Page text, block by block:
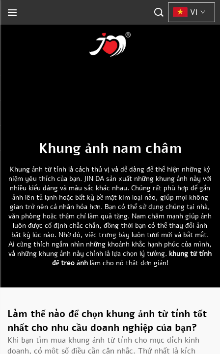
VI
Khung ảnh nam châm
Khung ảnh từ tính là cách thú vị và dễ dàng để thể hiện những kỷ
niệm yêu thích của bạn. JIN DA sản xuất những khung ảnh này với
nhiều kiểu dáng và màu sắc khác nhau. Chúng rất phù hợp để gắn
ảnh lên tủ lạnh hoặc bất kỳ bề mặt kim loại nào, giúp mọi không
gian trở nên cá nhân hóa hơn. Bạn có thể sử dụng chúng tại nhà,
văn phòng hoặc thậm chí làm quà tặng. Nam châm mạnh giúp ảnh
luôn được cố định chắc chắn, đồng thời bạn có thể thay đổi ảnh
bất kỳ lúc nào. Nhờ đó, việc trưng bày luôn tươi mới và bắt mắt.
Ai cũng thích ngắm nhìn những khoảnh khắc hạnh phúc của mình,
và những khung ảnh này chính là lựa chọn lý tưởng. khung từ tính
để treo ảnh làm cho nó thật đơn giản!
Làm thế nào để chọn khung ảnh từ tính tốt
nhất cho nhu cầu doanh nghiệp của bạn?
Khi bạn tìm mua khung ảnh từ tính cho mục đích kinh
doanh, có một số điều cần cân nhắc. Thứ nhất là kích